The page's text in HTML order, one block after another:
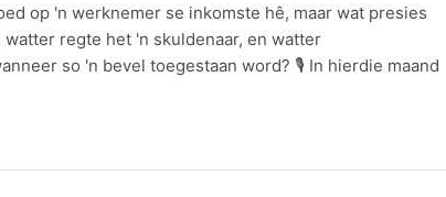
op 'n werknemer se inkomste hê, maar wat presies
regte het 'n skuldenaar, en watter
so 'n bevel toegestaan word? 🎙️ In hierdie maand